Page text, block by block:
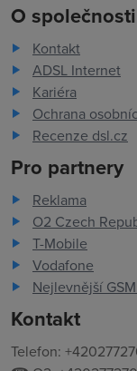
O společnosti
Kontakt
ADSL Internet
Kariéra
Ochrana
Recenze dsl.cz
Pro partnery
Reklama
O2 Czech
T-Mobile
Vodafone
Nejlevnější
Kontakt
Telefon: